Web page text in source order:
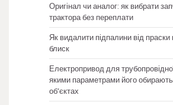
Оригінал чи аналог: як вибрати
трактора без переплати
Як видалити підпалини від праски
блиск
Електропривод для
якими параметрами його
об’єктах